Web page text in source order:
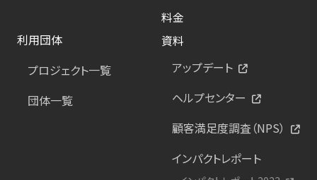
料金
利用団体
プロジェクト一覧
団体一覧
資料
アップデート
ヘルプセンター
顧客満足度調査（NPS）
インパクトレポート